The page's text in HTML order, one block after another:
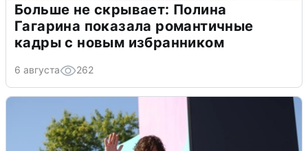
Больше не скрывает: Полина
Гагарина показала романтичные
кадры с новым избранником
6 августа 262